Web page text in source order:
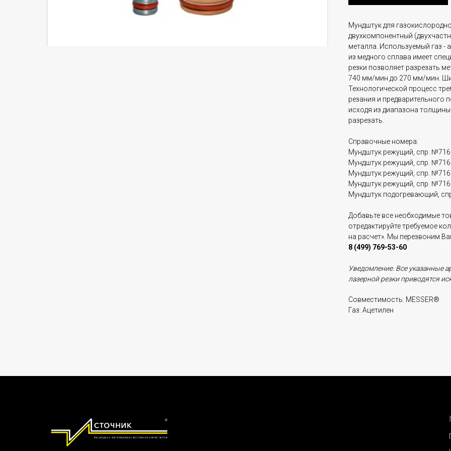
Мундштук для
двухкомпонентный
металла. Используемый газ -
из медного сплава имеет
резки позволяет разрезать
740 мм/мин до 270 мм/мин.
Технологической процесс
резания и предварительного
исходя из диапазона
разрезать.
Справочные номера:
Мундштук режущий, спр.
Мундштук режущий, спр.
Мундштук режущий, спр.
Мундштук режущий, спр.
Мундштук подогревающий,
Добавьте все необходимые
отредактируйте требуемое
на расчет». Мы перезвоним
8 (499) 769-53-60
Уведомление. Все указанные
лазернойрезки приводятся
Совместимость: MESSER®
Газ: Ацетилен